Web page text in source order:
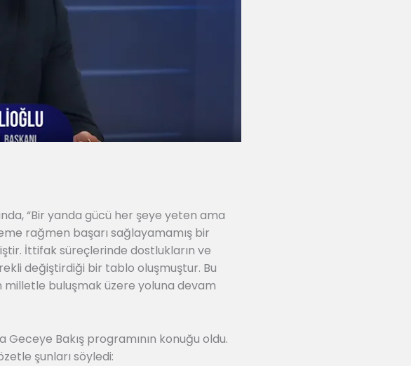
“Bir yanda gücü her şeye yeten ama
rağmen başarı sağlayamamış bir
İttifak süreçlerinde dostlukların ve
değiştirdiği bir tablo oluşmuştur. Bu
buluşmak üzere yoluna devam
Geceye Bakış programının konuğu oldu.
şunları söyledi: